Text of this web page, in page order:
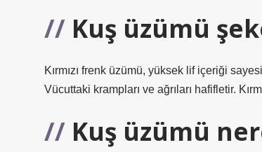
Kuş üzümü
Kırmızı frenk üzümü, yüksek lif içeriği
Vücuttaki krampları ve ağrıları hafifletir.
Kuş üzümü